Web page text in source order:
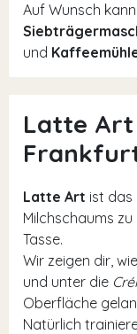
Auf Wunsch
und
Latte Art
Latte Art ist das
Milchschaums
Tasse.
Wir zeigen dir, wie
und unter die
Oberfläche
Natürlich